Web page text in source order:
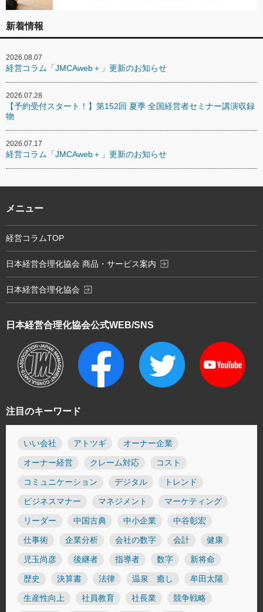
新着情報
2026.08.07
経営コラム「JMCAweb＋」更新のお知らせ
2026.07.28
【予約受付スタート！】第152回 夏季 全国経営者セミナー講演収録
物
2026.07.17
経営コラム「JMCAweb＋」更新のお知らせ
注目のキーワード
いい会社 アトツギ オーナー企業
オーナー経営 クレーム対応 コスト
コミュニケーション デジタル トレンド
ビジネスマナー マネジメント マーケティング
リーダー 中国古典 中小企業 中谷彰宏
仕事術 企業分析 会社の数字 会計 健康
児玉尚彦 後継者 指導者 数字 新将命
歴史 決算書 法律 温泉 癒し 牟田太陽
生産性向上 社員教育 社長業 競争戦略
日本経営合理化協会公式WEB/SNS
メニュー
経営コラムTOP
日本経営合理化協会 商品・サービス案内 exit_to_app
日本経営合理化協会 exit_to_app